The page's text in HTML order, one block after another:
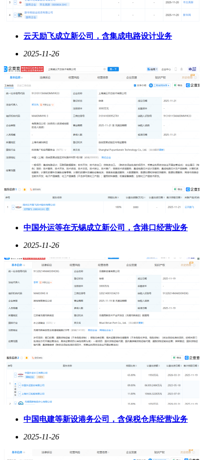
云天励飞成立新公司，含集成电路设计业务
2025-11-26
中国外运等在无锡成立新公司，含港口经营业务
2025-11-26
中国电建等新设港务公司，含保税仓库经营业务
2025-11-26